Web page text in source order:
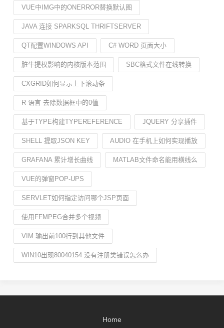
VUE中IMG中的ONERROR替换默认图
JAVA 连接 SPARKSQL THRIFTSERVER
QT配置WINDOWS API C# WORD 页面大小
脏牛提权影响的内核版本范围 SBC格式文件在线转换
CXGRID如何显示上下滚动条
R 语言 去除数据框中的0值
基于TYPE构建TYPEREFERENCE JQUERY 分享插件
SHELL 提取JSON KEY AUDIO 在手机上如何实现播放
GRAFANA 累计增长曲线 MATLAB文件命名能用横线么
VUE的弹窗POP-UPS
SERVLET如何指定访问哪个JSP页面
使用FFMPEG合并多个视频
VIM 输出前100行到其他文件
WIN10出现80040154 没有注册类错误怎么办
Home